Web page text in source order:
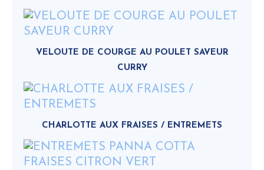
VELOUTE DE COURGE AU POULET SAVEUR
CURRY
CHARLOTTE AUX FRAISES / ENTREMETS